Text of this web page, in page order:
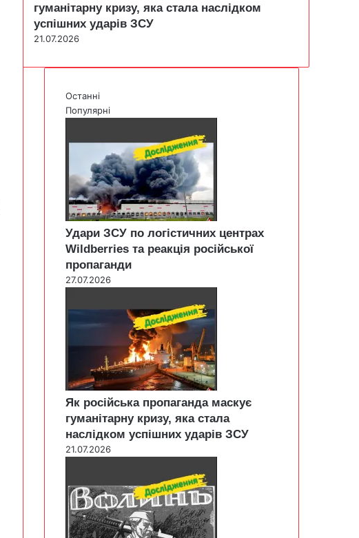
гуманітарну кризу, яка стала наслідком
успішних ударів ЗСУ
21.07.2026
Останні
Популярні
Удари ЗСУ по логістичних центрах
Wildberries та реакція російської
пропаганди
27.07.2026
Як російська пропаганда маскує
гуманітарну кризу, яка стала
наслідком успішних ударів ЗСУ
21.07.2026